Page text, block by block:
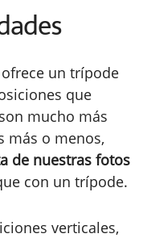
un trípode
que
mucho más
más o menos,
de nuestras fotos
con un trípode.
verticales,